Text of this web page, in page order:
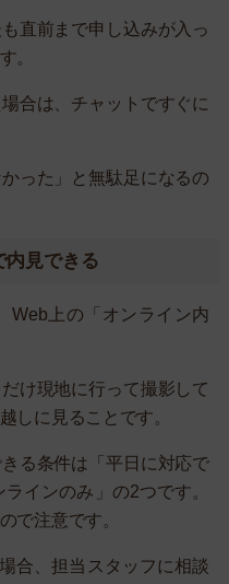
直前まで申し込みが入っ
。
合は、チャットですぐに
った」と無駄足になるの
内見できる
Web上の「オンライン内
け現地に行って撮影して
しに見ることです。
る条件は「平日に対応で
インのみ」の2つです。
で注意です。
合、担当スタッフに相談